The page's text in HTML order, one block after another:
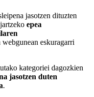
jasotzen dituzten
epea
eskuragarri
kategoriei dagozkien
jasotzen duten
.